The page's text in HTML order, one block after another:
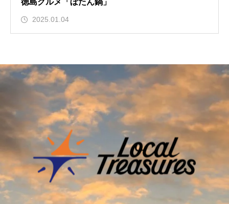
徳島グルメ「ぼたん鍋」
2025.01.04